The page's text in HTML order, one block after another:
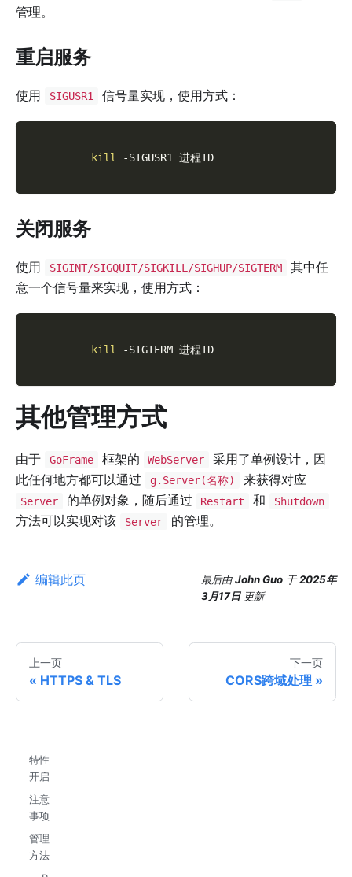
管理。
重启服务
使用 SIGUSR1 信号量实现，使用方式：
kill -SIGUSR1 进程ID
关闭服务
使用 SIGINT/SIGQUIT/SIGKILL/SIGHUP/SIGTERM
其中任
意一个信号量来实现，使用方式：
kill -SIGTERM 进程ID
其他管理方式
由于 GoFrame 框架的 WebServer
采用了单例设计，因
此任何地方都可以通过
g.Server(名称) 来获得对应
Server 的单例对象，随后通过 Restart 和 Shutdown
方法可以实现对该 Server 的管理。
编辑此页 最后由John Guo 于2025年
3月17日 更新
上一页
HTTPS & TLS
下一页
CORS跨域处理
特性
开启
注意
事项
管理
方法